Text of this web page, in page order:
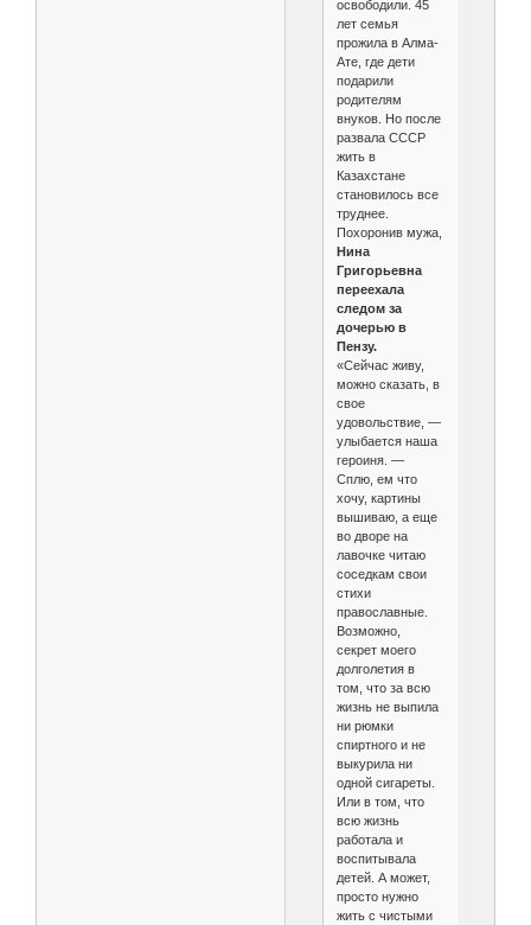
освободили. 45
лет семья
прожила в Алма­
Ате, где дети
подарили
родителям
внуков. Но после
развала СССР
жить в
Казахстане
становилось все
труднее.
Похоронив мужа,
Нина
Григорьевна
переехала
следом за
дочерью в
Пензу.
«Сейчас живу,
можно сказать, в
свое
удовольствие, —
улыбается наша
героиня. —
Сплю, ем что
хочу, картины
вышиваю, а еще
во дворе на
лавочке читаю
соседкам свои
стихи
православные.
Возможно,
секрет моего
долголетия в
том, что за всю
жизнь не выпила
ни рюмки
спиртного и не
выкурила ни
одной сигареты.
Или в том, что
всю жизнь
работала и
воспитывала
детей. А может,
просто нужно
жить с чистыми